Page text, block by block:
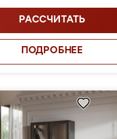
РАССЧИТАТЬ
ПОДРОБНЕЕ